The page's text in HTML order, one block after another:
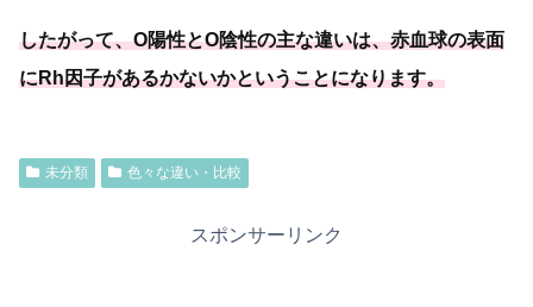
したがって、O陽性とO陰性の主な違いは、赤血球の表面
にRh因子があるかないかということになります。
未分類 色々な違い・比較
スポンサーリンク